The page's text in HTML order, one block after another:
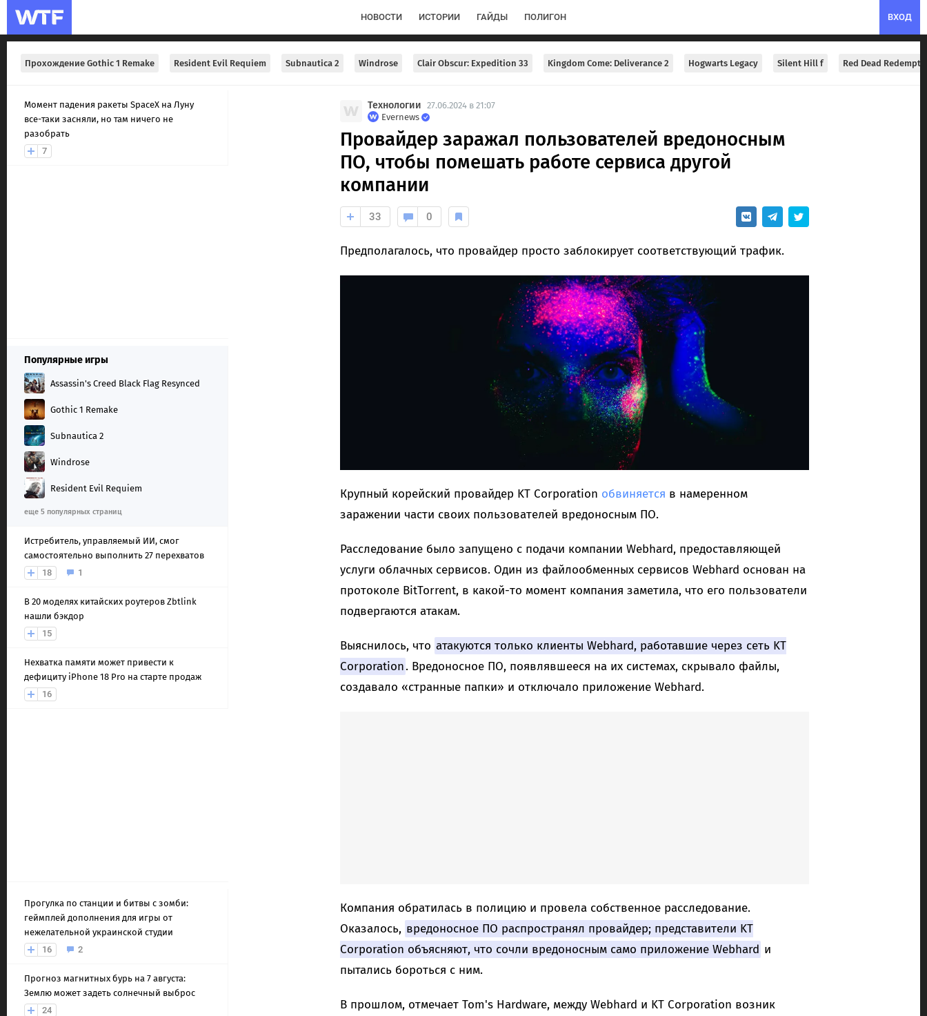
ВХОД
НОВОСТИ ИСТОРИИ ГАЙДЫ ПОЛИГОН
Прохождение Gothic 1 Remake Resident Evil Requiem Subnautica 2 Windrose Clair Obscur: Expedition 33 Kingdom Come: Deliverance 2 Hogwarts Legacy Silent Hill f Red Dead
Момент падения ракеты SpaceX на Луну
все-таки засняли, но там ничего не
разобрать
7
Популярные игры
Assassin's Creed Black Flag Resynced
Gothic 1 Remake
Subnautica 2
Windrose
Resident Evil Requiem
еще 5 популярных страниц
Истребитель, управляемый ИИ, смог
самостоятельно выполнить 27 перехватов
18
1
В 20 моделях китайских роутеров Zbtlink
нашли бэкдор
15
Нехватка памяти может привести к
дефициту iPhone 18 Pro на старте продаж
16
Прогулка по станции и битвы с зомби:
геймплей дополнения для игры от
нежелательной украинской студии
16
2
Прогноз магнитных бурь на 7 августа:
Землю может задеть солнечный выброс
24
Технологии 27.06.2024 в 21:07
Evernews
Провайдер заражал пользователей вредоносным
ПО, чтобы помешать работе сервиса другой
компании
33 0
Предполагалось, что провайдер просто заблокирует соответствующий трафик.
Крупный корейский провайдер KT Corporation обвиняется в намеренном
заражении части своих пользователей вредоносным ПО.
Расследование было запущено с подачи компании Webhard, предоставляющей
услуги облачных сервисов. Один из файлообменных сервисов Webhard основан на
протоколе BitTorrent, в какой-то момент компания заметила, что его пользователи
подвергаются атакам.
Выяснилось, что атакуются только клиенты Webhard, работавшие через сеть KT
Corporation. Вредоносное ПО, появлявшееся на их системах, скрывало файлы,
создавало «странные папки» и отключало приложение Webhard.
Компания обратилась в полицию и провела собственное расследование.
Оказалось, вредоносное ПО распространял провайдер; представители KT
Corporation объясняют, что сочли вредоносным само приложение Webhard и
пытались бороться с ним.
В прошлом, отмечает Tom's Hardware, между Webhard и KT Corporation возник